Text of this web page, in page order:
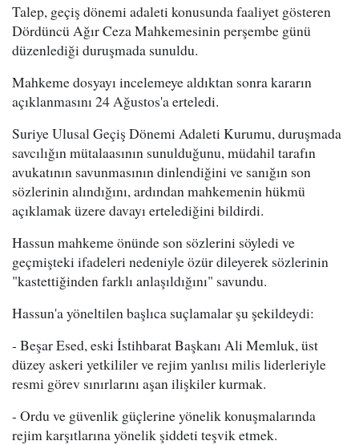
Talep, geçiş dönemi adaleti konusunda faaliyet gösteren
Dördüncü Ağır Ceza Mahkemesinin perşembe günü
düzenlediği duruşmada sunuldu.
Mahkeme dosyayı incelemeye aldıktan sonra kararın
açıklanmasını 24 Ağustos'a erteledi.
Suriye Ulusal Geçiş Dönemi Adaleti Kurumu, duruşmada
savcılığın mütalaasının sunulduğunu, müdahil tarafın
avukatının savunmasının dinlendiğini ve sanığın son
sözlerinin alındığını, ardından mahkemenin hükmü
açıklamak üzere davayı ertelediğini bildirdi.
Hassun mahkeme önünde son sözlerini söyledi ve
geçmişteki ifadeleri nedeniyle özür dileyerek sözlerinin
"kastettiğinden farklı anlaşıldığını" savundu.
Hassun'a yöneltilen başlıca suçlamalar şu şekildeydi:
- Beşar Esed, eski İstihbarat Başkanı Ali Memluk, üst
düzey askeri yetkililer ve rejim yanlısı milis liderleriyle
resmi görev sınırlarını aşan ilişkiler kurmak.
- Ordu ve güvenlik güçlerine yönelik konuşmalarında
rejim karşıtlarına yönelik şiddeti teşvik etmek.